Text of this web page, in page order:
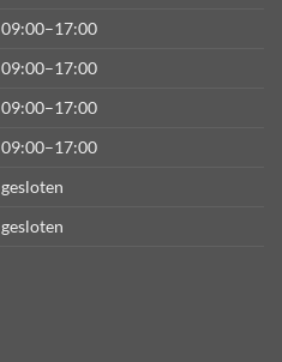
09:00–17:00
09:00–17:00
09:00–17:00
09:00–17:00
gesloten
gesloten